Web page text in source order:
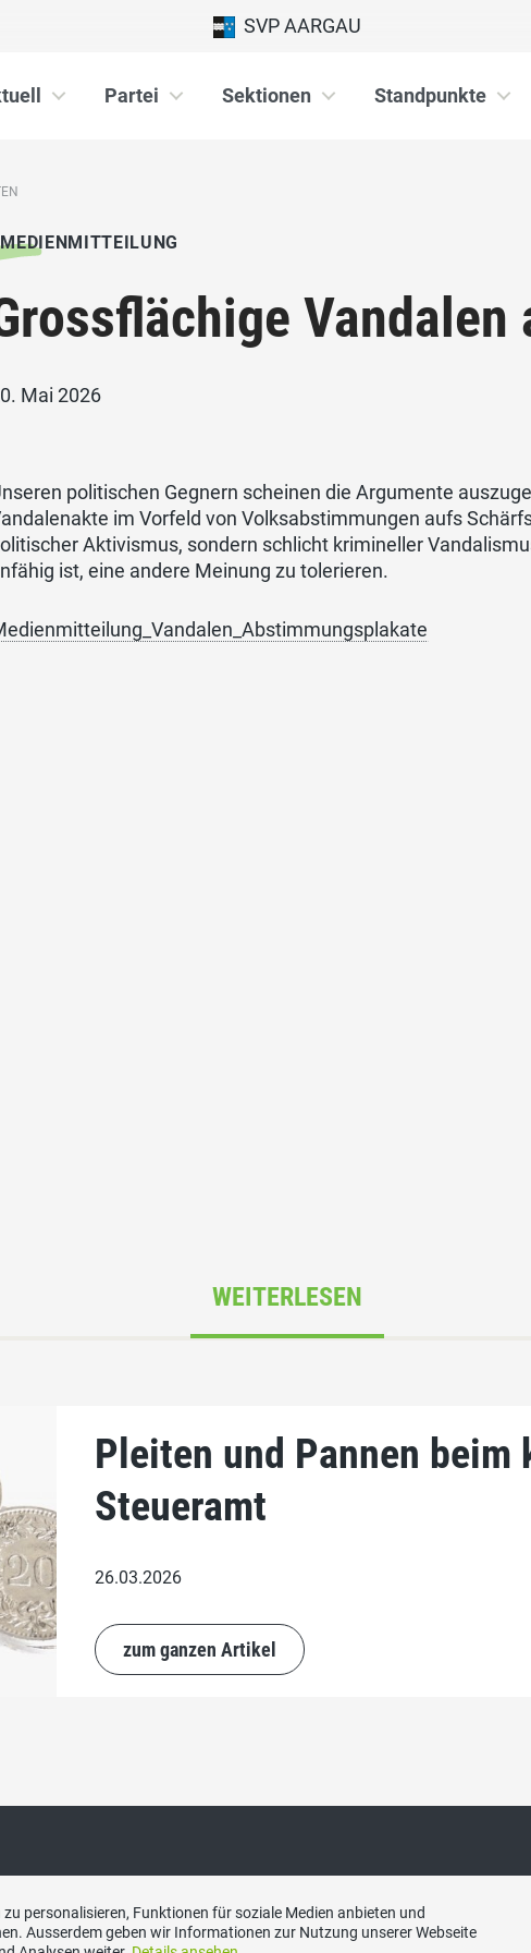
SVP AARGAU
Partei Sektionen Standpunkte
MEDIENMITTEILUNG
Vandalen
Mai 2026
politischen Gegnern scheinen die Argumente
im Vorfeld von Volksabstimmungen aufs
Aktivismus, sondern schlicht krimineller
ist, eine andere Meinung zu tolerieren.
WEITERLESEN
Pleiten und Pannen beim
Steueramt
26.03.2026
zum ganzen Artikel
Links Datenschutz
personalisieren, Funktionen für soziale Medien anbieten und
Ausserdem geben wir Informationen zur Nutzung unserer Webseite